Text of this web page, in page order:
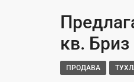
кв. Бриз
ПРОДАВА